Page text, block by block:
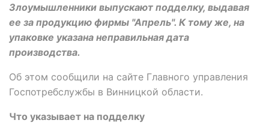
Злоумышленники выпускают подделку, выдавая
ее за продукцию фирмы "Апрель". К тому же, на
упаковке указана неправильная дата
производства.
Об этом сообщили на сайте Главного управления
Госпотребслужбы в Винницкой области.
Что указывает на подделку